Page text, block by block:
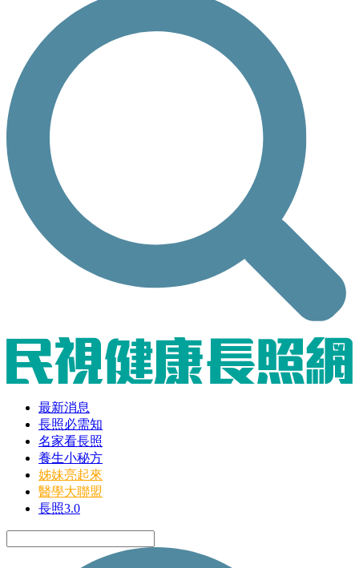
最新消息
長照必需知
名家看長照
養生小秘方
姊妹亮起來
醫學大聯盟
長照3.0